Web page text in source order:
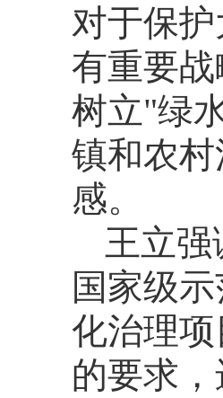
对于保
有重要
树立"绿
镇和农
感。
王立强
国家级
化治理
的要求